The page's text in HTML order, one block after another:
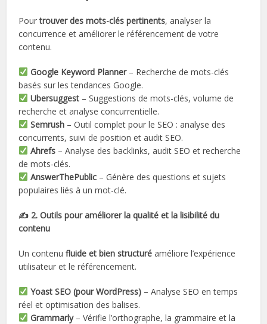
Pourtrouver des mots-clés pertinents, analyser la
concurrence et améliorer le référencement de votre
contenu.
Google Keyword Planner– Recherche de mots-clés
basés sur les tendances Google.
Ubersuggest – Suggestions de mots-clés, volume de
recherche et analyse concurrentielle.
Semrush – Outil complet pour le SEO : analyse des
concurrents, suivi de position et audit SEO.
Ahrefs – Analyse des backlinks, audit SEO et recherche
de mots-clés.
AnswerThePublic – Génère des questions et sujets
populaires liés à un mot-clé.
✍️ 2. Outils pour améliorer la qualité et la lisibilité du
contenu
Un contenufluide et bien structuré améliore l’expérience
utilisateur et le référencement.
Yoast SEO (pour WordPress) – Analyse SEO en temps
réel et optimisation des balises.
Grammarly– Vérifie l’orthographe, la grammaire et la